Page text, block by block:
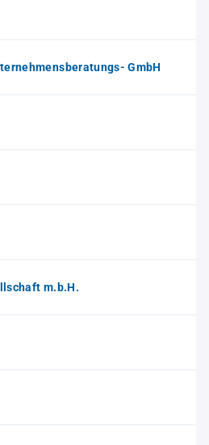
GmbH
m.b.H.